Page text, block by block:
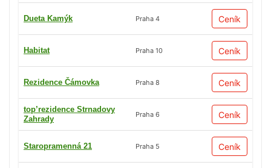
Dueta Kamýk Praha 4 Ceník
Habitat Praha 10 Ceník
Rezidence Čámovka Praha 8 Ceník
top’rezidence Strnadovy
Zahrady
Praha 6 Ceník
Staropramenná 21 Praha 5 Ceník